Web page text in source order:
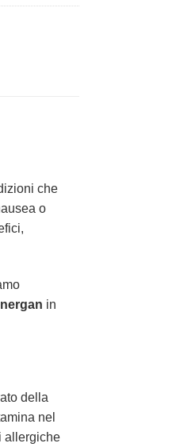
che
o
in
della
nel
allergiche